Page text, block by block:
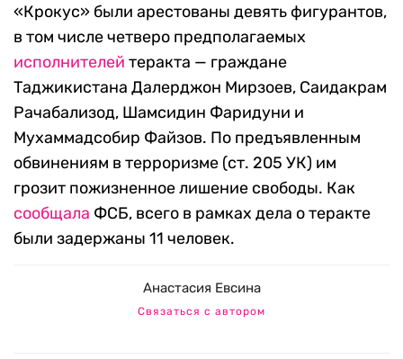
«Крокус» были арестованы девять фигурантов,
в том числе четверо предполагаемых
исполнителей теракта — граждане
Таджикистана Далерджон Мирзоев, Саидакрам
Рачабализод, Шамсидин Фаридуни и
Мухаммадсобир Файзов. По предъявленным
обвинениям в терроризме (ст. 205 УК) им
грозит пожизненное лишение свободы. Как
сообщала ФСБ, всего в рамках дела о теракте
были задержаны 11 человек.
Анастасия Евсина
Связаться с автором